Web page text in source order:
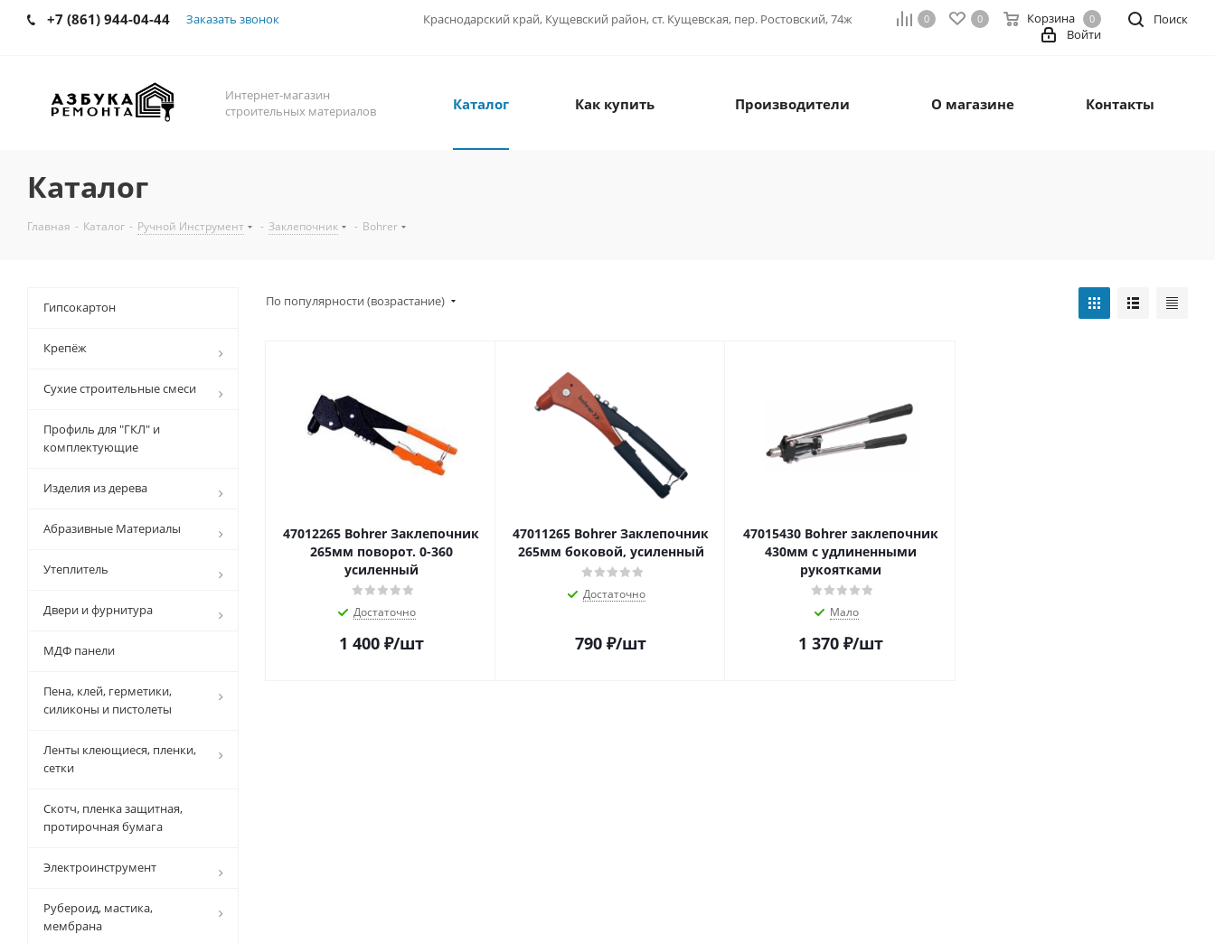
+7 (861) 944-04-44 Заказать звонок Краснодарский край, Кущевский район, ст. Кущевская, пер. Ростовский, 74ж Поиск
0 0 Корзина 0
Войти
Интернет-магазин
строительных материалов
Каталог Как купить Производители О магазине Контакты
Каталог
Главная - Каталог - Ручной Инструмент - Заклепочник - Bohrer
По популярности (возрастание)
47012265 Bohrer Заклепочник
265мм поворот. 0-360
усиленный
Достаточно
1 400₽/шт
47011265 Bohrer Заклепочник
265мм боковой, усиленный
Достаточно
790 ₽/шт
47015430 Bohrer заклепочник
430мм с удлиненными
рукоятками
Мало
1 370₽/шт
Гипсокартон
Крепёж
Сухие строительные смеси
Профиль для "ГКЛ" и
комплектующие
Изделия из дерева
Абразивные Материалы
Утеплитель
Двери и фурнитура
МДФ панели
Пена, клей, герметики,
силиконы и пистолеты
Ленты клеющиеся, пленки,
сетки
Скотч, пленка защитная,
протирочная бумага
Электроинструмент
Рубероид, мастика,
мембрана